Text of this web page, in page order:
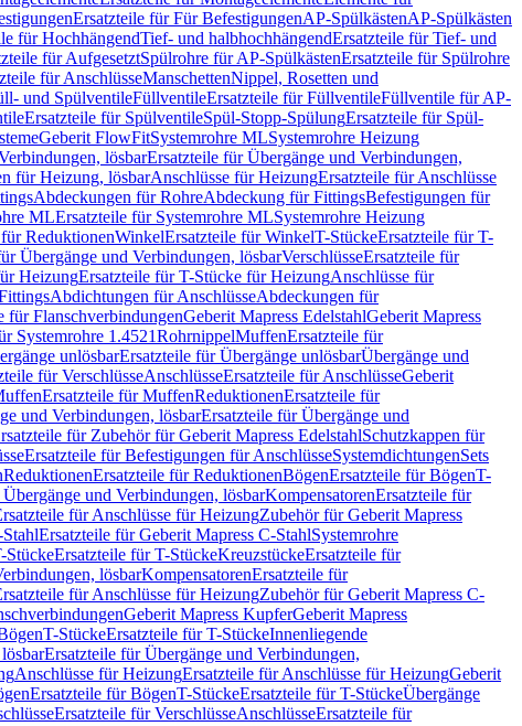
Ersatzteile für Für BefestigungenAP-SpülkästenAP-Spülkästen
für HochhängendTief- und halbhochhängendErsatzteile für Tief- und
für AufgesetztSpülrohre für AP-SpülkästenErsatzteile für Spülrohre
für AnschlüsseManschettenNippel, Rosetten und
und SpülventileFüllventileErsatzteile für FüllventileFüllventile für AP-
Ersatzteile für SpülventileSpül-Stopp-SpülungErsatzteile für Spül-
Geberit FlowFitSystemrohre MLSystemrohre Heizung
lösbarErsatzteile für Übergänge und Verbindungen,
für Heizung, lösbarAnschlüsse für HeizungErsatzteile für Anschlüsse
Abdeckungen für RohreAbdeckung für FittingsBefestigungen für
MLErsatzteile für Systemrohre MLSystemrohre Heizung
ReduktionenWinkelErsatzteile für WinkelT-StückeErsatzteile für T-
Übergänge und Verbindungen, lösbarVerschlüsseErsatzteile für
HeizungErsatzteile für T-Stücke für HeizungAnschlüsse für
Abdichtungen für AnschlüsseAbdeckungen für
für FlanschverbindungenGeberit Mapress EdelstahlGeberit Mapress
Systemrohre 1.4521RohrnippelMuffenErsatzteile für
unlösbarErsatzteile für Übergänge unlösbarÜbergänge und
für VerschlüsseAnschlüsseErsatzteile für AnschlüsseGeberit
Ersatzteile für MuffenReduktionenErsatzteile für
und Verbindungen, lösbarErsatzteile für Übergänge und
für Zubehör für Geberit Mapress EdelstahlSchutzkappen für
Ersatzteile für Befestigungen für AnschlüsseSystemdichtungenSets
ReduktionenErsatzteile für ReduktionenBögenErsatzteile für BögenT-
und Verbindungen, lösbarKompensatorenErsatzteile für
für Anschlüsse für HeizungZubehör für Geberit Mapress
Ersatzteile für Geberit Mapress C-StahlSystemrohre
StückeErsatzteile für T-StückeKreuzstückeErsatzteile für
lösbarKompensatorenErsatzteile für
für Anschlüsse für HeizungZubehör für Geberit Mapress C-
Geberit Mapress KupferGeberit Mapress
T-StückeErsatzteile für T-StückeInnenliegende
Ersatzteile für Übergänge und Verbindungen,
Anschlüsse für HeizungErsatzteile für Anschlüsse für HeizungGeberit
Ersatzteile für BögenT-StückeErsatzteile für T-StückeÜbergänge
Ersatzteile für VerschlüsseAnschlüsseErsatzteile für